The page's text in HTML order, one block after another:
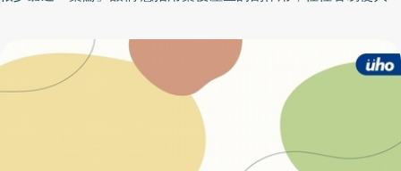
的行車安全，產生藥駕危機，尤其是以駕駛為生的司機，更不能忽
視藥物的副作用，以免危害自身和路人的安全。百分百的職業駕駛
不清楚藥駕危機趨勢民意調查今年7月特別針對600位45-65歲的男
性職業駕駛（包括計程車、公車、客運、貨車及聯結車司機），透
過面訪和電訪的方式進行「藥駕認知調查」，結果顯示，100%的職
業駕駛都不清楚哪些藥物會危害駕駛安全，常見的感冒藥、止痛